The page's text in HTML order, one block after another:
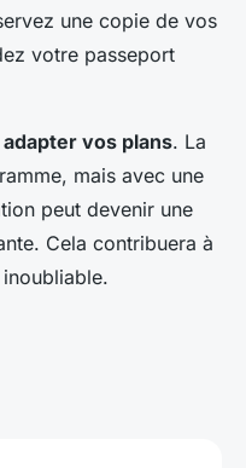
une copie de vos
votre passeport
adapter vos plans. La
mais avec une
peut devenir une
Cela contribuera à